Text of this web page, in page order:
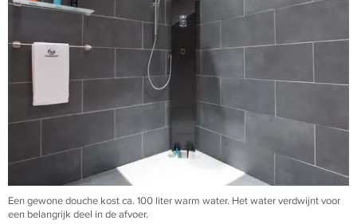
Een gewone douche kost ca. 100 liter warm water. Het water verdwijnt voor
een belangrijk deel in de afvoer.